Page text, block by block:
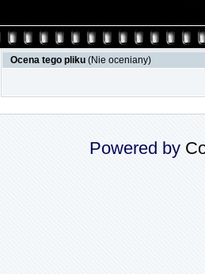
Ocena tego pliku (Nie oceniany)
Powered by